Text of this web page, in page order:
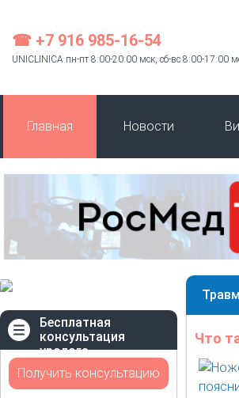
☎ +7 916 985-16-54
UNICLINICA пн-пт 8:00-20:00 мск, сб-вс 8:00-17:00
Главная Новости
Бесплатная
консультация
уролога
Получить консультацию
Что